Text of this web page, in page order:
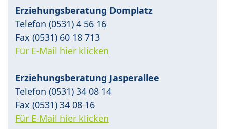
Erziehungsberatung Domplatz
Telefon (0531) 4 56 16
Fax (0531) 60 18 713
Für E-Mail hier klicken
Erziehungsberatung Jasperallee
Telefon (0531) 34 08 14
Fax (0531) 34 08 16
Für E-Mail hier klicken